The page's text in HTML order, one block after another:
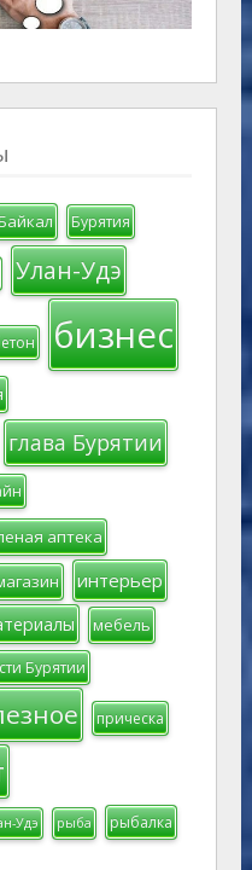
Бурятия
Улан-Удэ
бизнес
глава Бурятии
аптека
интерьер
мебель
Бурятии
прическа
Удэ рыба рыбалка